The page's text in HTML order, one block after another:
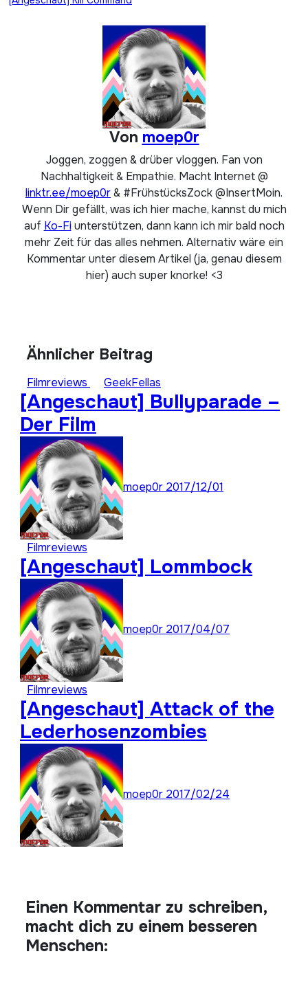
Von moep0r
Joggen, zoggen & drüber vloggen. Fan von
Nachhaltigkeit & Empathie. Macht Internet @
linktr.ee/moep0r& #FrühstücksZock @InsertMoin.
Wenn Dir gefällt, was ich hier mache, kannst du mich
auf Ko-Fiunterstützen, dann kann ich mir bald noch
mehr Zeit für das alles nehmen. Alternativ wäre ein
Kommentar unter diesem Artikel (ja, genau diesem
hier) auch super knorke! <3
Ähnlicher Beitrag
Filmreviews GeekFellas
[Angeschaut] Bullyparade –
Der Film
moep0r 2017/12/01
Filmreviews
[Angeschaut] Lommbock
moep0r 2017/04/07
Filmreviews
[Angeschaut] Attack of the
Lederhosenzombies
moep0r 2017/02/24
Einen Kommentar zu schreiben,
macht dich zu einem besseren
Menschen: